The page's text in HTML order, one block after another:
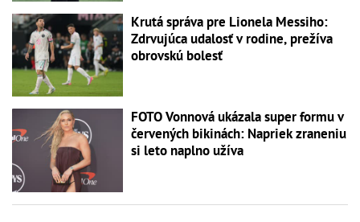
Krutá správa pre Lionela Messiho:
Zdrvujúca udalosť v rodine, prežíva
obrovskú bolesť
FOTO Vonnová ukázala super formu v
červených bikinách: Napriek zraneniu
si leto naplno užíva